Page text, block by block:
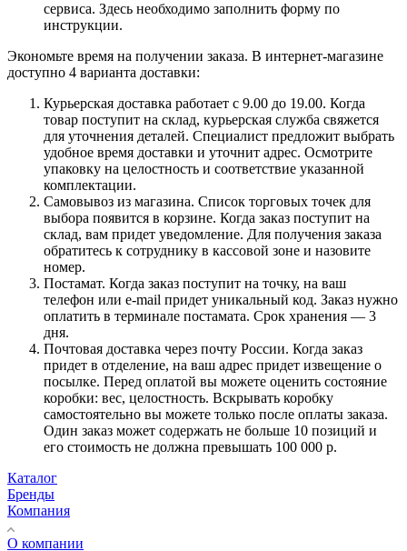
сервиса. Здесь необходимо заполнить форму по
инструкции.
Экономьте время на получении заказа. В интернет-магазине
доступно 4 варианта доставки:
Курьерская доставка работает с 9.00 до 19.00. Когда
товар поступит на склад, курьерская служба свяжется
для уточнения деталей. Специалист предложит выбрать
удобное время доставки и уточнит адрес. Осмотрите
упаковку на целостность и соответствие указанной
комплектации.
Самовывоз из магазина. Список торговых точек для
выбора появится в корзине. Когда заказ поступит на
склад, вам придет уведомление. Для получения заказа
обратитесь к сотруднику в кассовой зоне и назовите
номер.
Постамат. Когда заказ поступит на точку, на ваш
телефон или e-mail придет уникальный код. Заказ нужно
оплатить в терминале постамата. Срок хранения — 3
дня.
Почтовая доставка через почту России. Когда заказ
придет в отделение, на ваш адрес придет извещение о
посылке. Перед оплатой вы можете оценить состояние
коробки: вес, целостность. Вскрывать коробку
самостоятельно вы можете только после оплаты заказа.
Один заказ может содержать не больше 10 позиций и
его стоимость не должна превышать 100 000 р.
Каталог
Бренды
Компания
О компании